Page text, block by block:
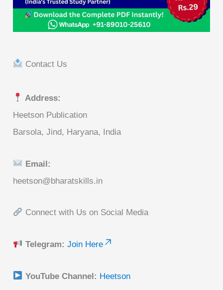
Contact Us
Address:
Heetson Publication
Barsola, Jind, Haryana, India
Email:
heetson@bharatskills.in
Connect with Us on Social Media
Telegram: Join Here
YouTube Channel: Heetson